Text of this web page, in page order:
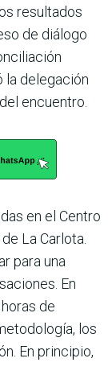
resultados
de diálogo
la delegación
encuentro.
en el Centro
La Carlota.
para una
En
de
los
En principio,